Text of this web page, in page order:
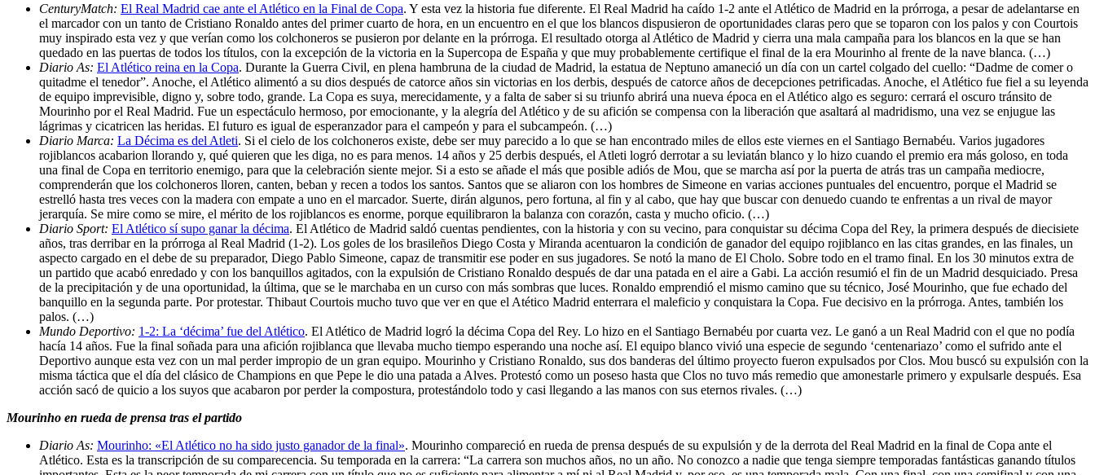
CenturyMatch: El Real Madrid cae ante el Atlético en la Final de Copa. Y esta vez la historia fue diferente. El Real Madrid ha caído 1-2 ante el Atlético de Madrid en la prórroga, a pesar de adelantarse en
el marcador con un tanto de Cristiano Ronaldo antes del primer cuarto de hora, en un encuentro en el que los blancos dispusieron de oportunidades claras pero que se toparon con los palos y con Courtois
muy inspirado esta vez y que verían como los colchoneros se pusieron por delante en la prórroga. El resultado otorga al Atlético de Madrid y cierra una mala campaña para los blancos en la que se han
quedado en las puertas de todos los títulos, con la excepción de la victoria en la Supercopa de España y que muy probablemente certifique el final de la era Mourinho al frente de la nave blanca. (…)
Diario As: El Atlético reina en la Copa. Durante la Guerra Civil, en plena hambruna de la ciudad de Madrid, la estatua de Neptuno amaneció un día con un cartel colgado del cuello: “Dadme de comer o
quitadme el tenedor”. Anoche, el Atlético alimentó a su dios después de catorce años sin victorias en los derbis, después de catorce años de decepciones petrificadas. Anoche, el Atlético fue fiel a su leyenda
de equipo imprevisible, digno y, sobre todo, grande. La Copa es suya, merecidamente, y a falta de saber si su triunfo abrirá una nueva época en el Atlético algo es seguro: cerrará el oscuro tránsito de
Mourinho por el Real Madrid. Fue un espectáculo hermoso, por emocionante, y la alegría del Atlético y de su afición se compensa con la liberación que asaltará al madridismo, una vez se enjugue las
lágrimas y cicatricen las heridas. El futuro es igual de esperanzador para el campeón y para el subcampeón. (…)
Diario Marca: La Décima es del Atleti. Si el cielo de los colchoneros existe, debe ser muy parecido a lo que se han encontrado miles de ellos este viernes en el Santiago Bernabéu. Varios jugadores
rojiblancos acabarion llorando y, qué quieren que les diga, no es para menos. 14 años y 25 derbis después, el Atleti logró derrotar a su leviatán blanco y lo hizo cuando el premio era más goloso, en toda
una final de Copa en territorio enemigo, para que la celebración siente mejor. Si a esto se añade el más que posible adiós de Mou, que se marcha así por la puerta de atrás tras un campaña mediocre,
comprenderán que los colchoneros lloren, canten, beban y recen a todos los santos. Santos que se aliaron con los hombres de Simeone en varias acciones puntuales del encuentro, porque el Madrid se
estrelló hasta tres veces con la madera con empate a uno en el marcador. Suerte, dirán algunos, pero fortuna, al fin y al cabo, que hay que buscar con denuedo cuando te enfrentas a un rival de mayor
jerarquía. Se mire como se mire, el mérito de los rojiblancos es enorme, porque equilibraron la balanza con corazón, casta y mucho oficio. (…)
Diario Sport: El Atlético sí supo ganar la décima. El Atlético de Madrid saldó cuentas pendientes, con la historia y con su vecino, para conquistar su décima Copa del Rey, la primera después de diecisiete
años, tras derribar en la prórroga al Real Madrid (1-2). Los goles de los brasileños Diego Costa y Miranda acentuaron la condición de ganador del equipo rojiblanco en las citas grandes, en las finales, un
aspecto cargado en el debe de su preparador, Diego Pablo Simeone, capaz de transmitir ese poder en sus jugadores. Se notó la mano de El Cholo. Sobre todo en el tramo final. En los 30 minutos extra de
un partido que acabó enredado y con los banquillos agitados, con la expulsión de Cristiano Ronaldo después de dar una patada en el aire a Gabi. La acción resumió el fin de un Madrid desquiciado. Presa
de la precipitación y de una oportunidad, la última, que se le marchaba en un curso con más sombras que luces. Ronaldo emprendió el mismo camino que su técnico, José Mourinho, que fue echado del
banquillo en la segunda parte. Por protestar. Thibaut Courtois mucho tuvo que ver en que el Atético Madrid enterrara el maleficio y conquistara la Copa. Fue decisivo en la prórroga. Antes, también los
palos. (…)
Mundo Deportivo: 1-2: La ‘décima’ fue del Atlético. El Atlético de Madrid logró la décima Copa del Rey. Lo hizo en el Santiago Bernabéu por cuarta vez. Le ganó a un Real Madrid con el que no podía
hacía 14 años. Fue la final soñada para una afición rojiblanca que llevaba mucho tiempo esperando una noche así. El equipo blanco vivió una especie de segundo ‘centenariazo’ como el sufrido ante el
Deportivo aunque esta vez con un mal perder impropio de un gran equipo. Mourinho y Cristiano Ronaldo, sus dos banderas del último proyecto fueron expulsados por Clos. Mou buscó su expulsión con la
misma táctica que el día del clásico de Champions en que Pepe le dio una patada a Alves. Protestó como un poseso hasta que Clos no tuvo más remedio que amonestarle primero y expulsarle después. Esa
acción sacó de quicio a los suyos que acabaron por perder la compostura, protestándolo todo y casi llegando a las manos con sus eternos rivales. (…)
Mourinho en rueda de prensa tras el partido
Diario As: Mourinho: «El Atlético no ha sido justo ganador de la final». Mourinho compareció en rueda de prensa después de su expulsión y de la derrota del Real Madrid en la final de Copa ante el
Atlético. Esta es la transcripción de su comparecencia. Su temporada en la carrera: “La carrera son muchos años, no un año. No conozco a nadie que tenga siempre temporadas fantásticas ganando títulos